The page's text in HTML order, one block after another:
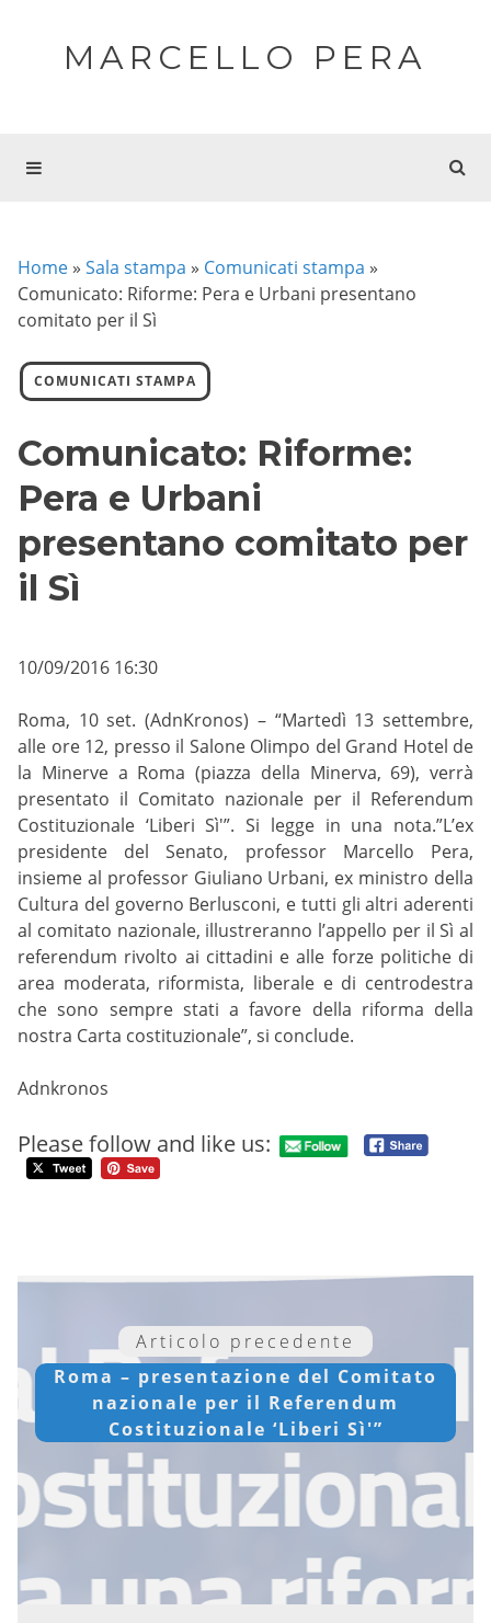
MARCELLO PERA
Home » Sala stampa » Comunicati stampa »
Comunicato: Riforme: Pera e Urbani presentano
comitato per il Sì
COMUNICATI STAMPA
Comunicato: Riforme:
Pera e Urbani
presentano comitato per
il Sì
10/09/2016 16:30
Roma, 10 set. (AdnKronos) – “Martedì 13 settembre,
alle ore 12, presso il Salone Olimpo del Grand Hotel de
la Minerve a Roma (piazza della Minerva, 69), verrà
presentato il Comitato nazionale per il Referendum
Costituzionale ‘Liberi Sì'”. Si legge in una nota.”L’ex
presidente del Senato, professor Marcello Pera,
insieme al professor Giuliano Urbani, ex ministro della
Cultura del governo Berlusconi, e tutti gli altri aderenti
al comitato nazionale, illustreranno l’appello per il Sì al
referendum rivolto ai cittadini e alle forze politiche di
area moderata, riformista, liberale e di centrodestra
che sono sempre stati a favore della riforma della
nostra Carta costituzionale”, si conclude.
Adnkronos
Please follow and like us:
Articolo precedente
Roma – presentazione del Comitato
nazionale per il Referendum
Costituzionale ‘Liberi Sì'”